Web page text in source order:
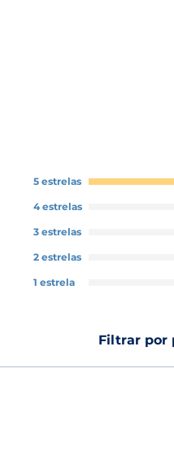
bateria de lítio
proporciona até 2 horas
bicos intercambiáveis
do estado da bateria
minuto
5 estrelas
4 estrelas
3 estrelas
2 estrelas
1 estrela
Filtrar por